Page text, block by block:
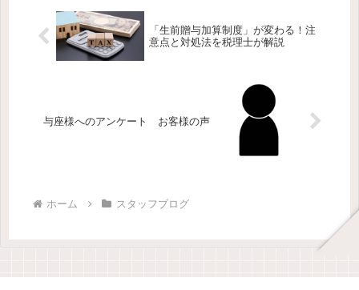
「生前贈与加算制度」が変わる！注
意点と対処法を税理士が解説
与座様へのアンケート お客様の声
ホーム スタッフブログ